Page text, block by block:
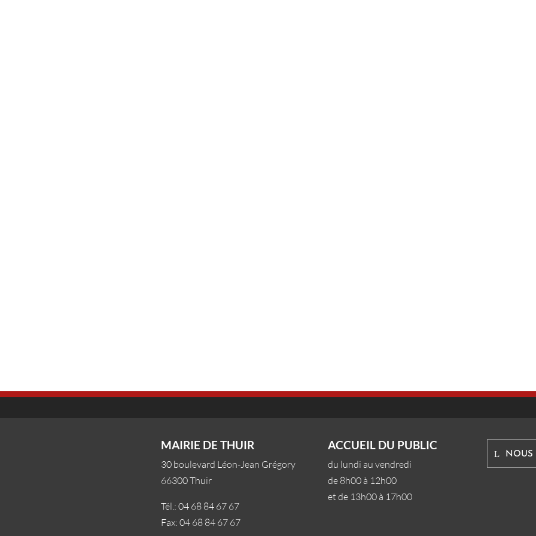
MAIRIE DE THUIR
30 boulevard Léon-Jean Grégory
66300 Thuir
Tél.: 04 68 84 67 67
Fax: 04 68 84 67 67
ACCUEIL DU PUBLIC
du lundi au vendredi
de 8h00 à 12h00
et de 13h00 à 17h00
NOUS